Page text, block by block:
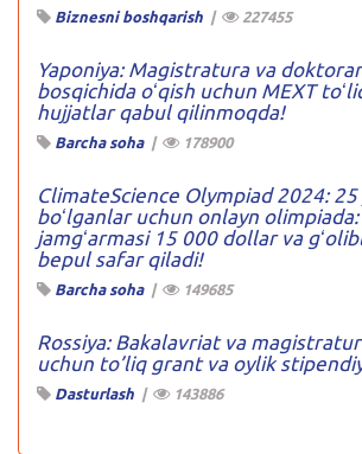
Biznesni boshqarish | 227455
Yaponiya: Magistratura va
bosqichida oʻqish uchun MEXT
hujjatlar qabul qilinmoqda!
Barcha soha| 178900
ClimateScience Olympiad 2024: 25
boʻlganlar uchun onlayn
jamgʻarmasi 15 000 dollar va
bepul safar qiladi!
Barcha soha| 149685
Rossiya: Bakalavriat va
uchun to’liq grant va oylik
Dasturlash | 143886